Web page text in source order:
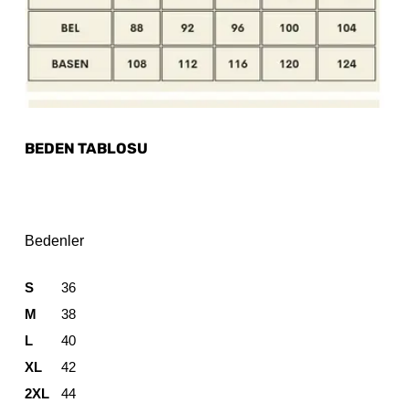
BEDEN TABLOSU
Bedenler
S
36
M
38
L
40
XL
42
2XL
44